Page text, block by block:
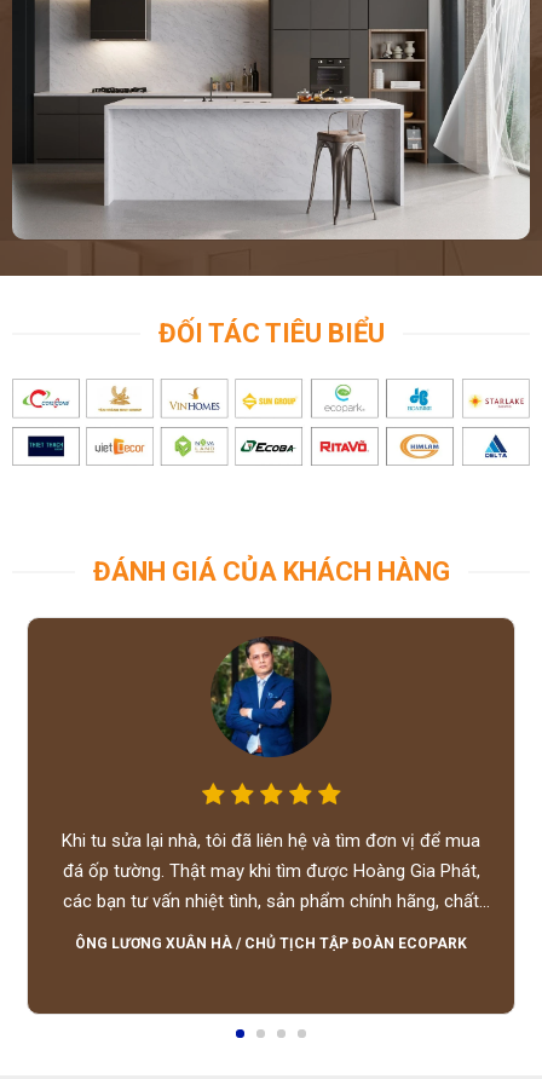
ĐỐI TÁC TIÊU BIỂU
ĐÁNH GIÁ CỦA KHÁCH HÀNG
Khi tu sửa lại nhà, tôi đã liên hệ và tìm đơn vị để mua
đá ốp tường. Thật may khi tìm được Hoàng Gia Phát,
các bạn tư vấn nhiệt tình, sản phẩm chính hãng, chất
lượng tốt, giá hợp lý, hỗ trợ tận tình.
ÔNG LƯƠNG XUÂN HÀ / CHỦ TỊCH TẬP ĐOÀN ECOPARK